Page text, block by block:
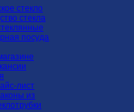
стекло
стекла
посуда
лист
из